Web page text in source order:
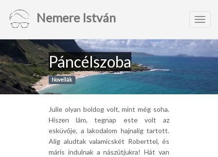
Nemere István
Páncélszoba
Novellák
Julie olyan boldog volt, mint még soha.
Hiszen lám, tegnap este volt az
esküvője, a lakodalom hajnalig tartott.
Alig aludtak valamicskét Roberttel, és
máris indulnak a nászútjukra! Hát van